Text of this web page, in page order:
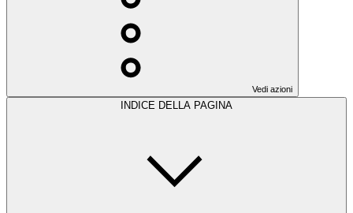
Vedi azioni
INDICE DELLA PAGINA